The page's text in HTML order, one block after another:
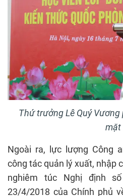
Thứ trưởng Lê Quý
mặt
Ngoài ra, lực lượng Công
công tác quản lý xuất, nhập
nghiêm túc Nghị định
23/4/2018 của Chính phủ